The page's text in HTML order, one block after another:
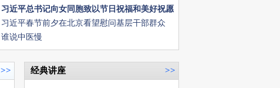
习近平总书记向女同胞致以节日祝福和美好祝愿
习近平春节前夕在北京看望慰问基层干部群众
向全国各族人民致以美好的新春祝福
谁说中医慢
>> 经典讲座 >>